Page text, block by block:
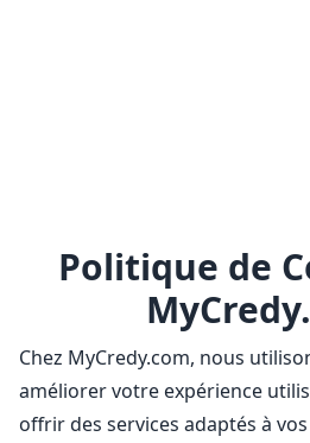
Politique de
Chez MyCredy.com, nous
améliorer votre expérience
offrir des services adaptés à